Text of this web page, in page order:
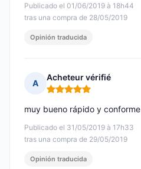
Publicado el 01/06/2019 à 18h44
tras una compra de 28/05/2019
Opinión traducida
A
Acheteur vérifié
Nota: 5 de 5
Publicado el 31/05/2019 à 17h33
tras una compra de 29/05/2019
muy bueno rápido y conforme
Opinión traducida